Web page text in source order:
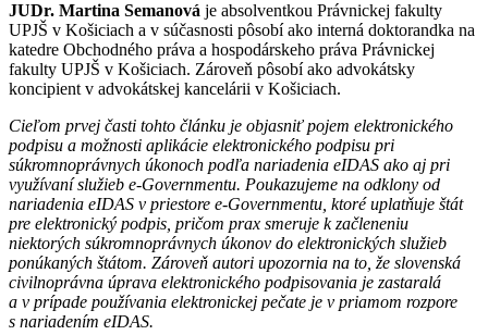
JUDr. Martina Semanová je absolventkou Právnickej fakulty
UPJŠ v Košiciach a v súčasnosti pôsobí ako interná doktorandka na
katedre Obchodného práva a hospodárskeho práva Právnickej
fakulty UPJŠ v Košiciach. Zároveň pôsobí ako advokátsky
koncipient v advokátskej kancelárii v Košiciach.
Cieľom prvej časti tohto článku je objasniť pojem elektronického
podpisu a možnosti aplikácie elektronického podpisu pri
súkromnoprávnych úkonoch podľa nariadenia eIDAS ako aj pri
využívaní služieb e-Governmentu. Poukazujeme na odklony od
nariadenia eIDAS v priestore e-Governmentu, ktoré uplatňuje štát
pre elektronický podpis, pričom prax smeruje k začleneniu
niektorých súkromnoprávnych úkonov do elektronických služieb
ponúkaných štátom. Zároveň autori upozornia na to, že slovenská
civilnoprávna úprava elektronického podpisovania je zastaralá
a v prípade používania elektronickej pečate je v priamom rozpore
s nariadením eIDAS.